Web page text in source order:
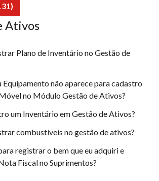
Ativos
Plano de Inventário no Gestão de
Equipamento não aparece para cadastro
no Módulo Gestão de Ativos?
um Inventário em Gestão de Ativos?
combustíveis no gestão de ativos?
registrar o bem que eu adquiri e
Fiscal no Suprimentos?